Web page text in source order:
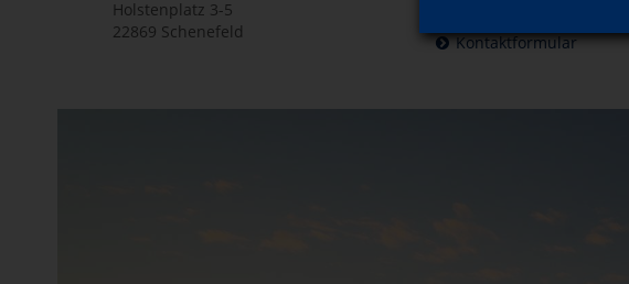
Holstenplatz 3-5
22869 Schenefeld
Kontaktformular